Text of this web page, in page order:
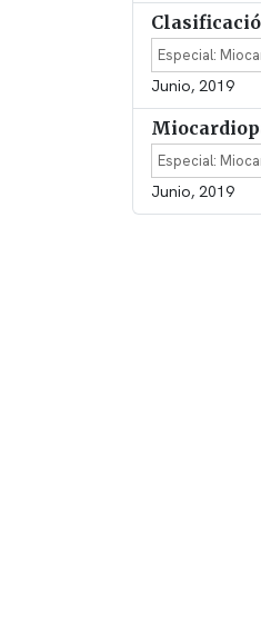
Especial:
Junio, 2019
Especial:
Junio, 2019